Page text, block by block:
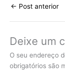
← Post anterior
Deixe um
O seu endereço
obrigatórios são